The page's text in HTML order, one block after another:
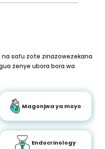
safu zote zinazowezekana
zenye ubora bora wa
Magonjwa ya moyo
Endocrinology